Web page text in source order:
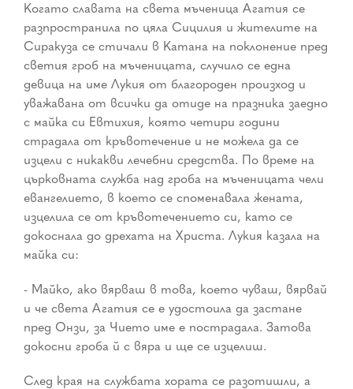
Когато славата на света мъченица Агатия се
разпространила по цяла Сицилия и жителите на
Сиракуза се стичали в Катана на поклонение пред
светия гроб на мъченицата, случило се една
девица на име Лукия от благороден произход и
уважавана от всички да отиде на празника заедно
с майка си Евтихия, която четири години
страдала от кръвотечение и не можела да се
изцели с никакви лечебни средства. По време на
църковната служба над гроба на мъченицата чели
евангелието, в което се споменавала жената,
изцелила се от кръвотечението си, като се
докоснала до дрехата на Христа. Лукия казала на
майка си:
- Майко, ако вярваш в това, което чуваш, вярвай
и че света Агатия се е удостоила да застане
пред Онзи, за Чието име е пострадала. Затова
докосни гроба й с вяра и ще се изцелиш.
След края на службата хората се разотишли, а